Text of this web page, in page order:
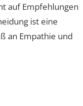
auf Empfehlungen
ist eine
an Empathie und